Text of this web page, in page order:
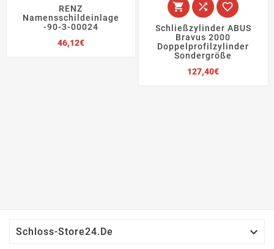
RENZ
Namensschildeinlage
-90-3-00024
46,12€Preis
  
Schließzylinder ABUS
Bravus 2000
Doppelprofilzylinder
Sondergröße
127,40€Preis
Schloss-Store24.de 